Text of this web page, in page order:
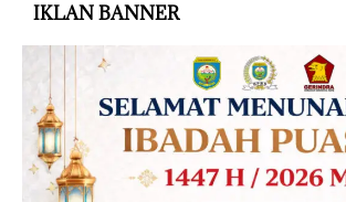
IKLAN BANNER